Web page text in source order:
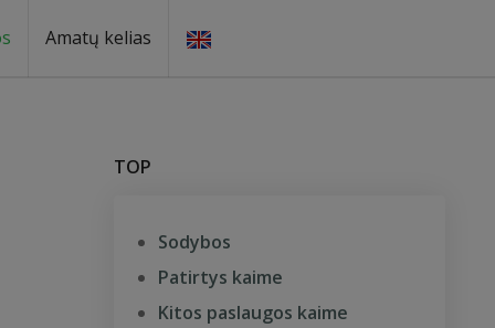
Amatų kelias
TOP
Sodybos
Patirtys kaime
Kitos paslaugos kaime